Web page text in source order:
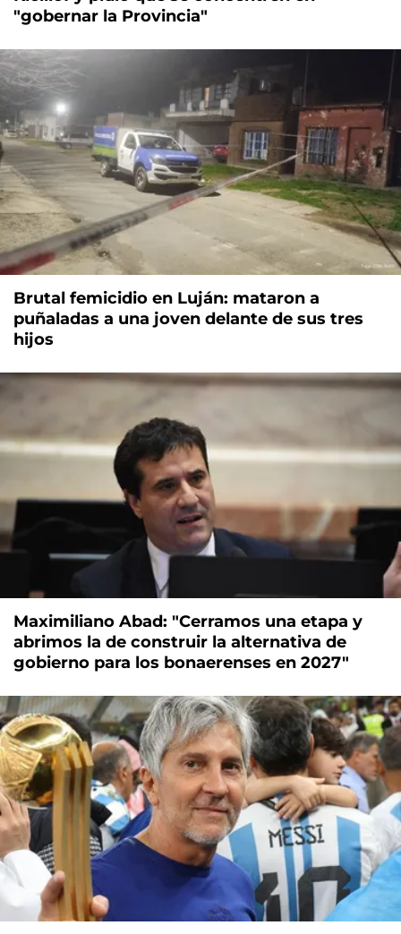
"gobernar la Provincia"
Brutal femicidio en Luján: mataron a
puñaladas a una joven delante de sus tres
hijos
Maximiliano Abad: "Cerramos una etapa y
abrimos la de construir la alternativa de
gobierno para los bonaerenses en 2027"